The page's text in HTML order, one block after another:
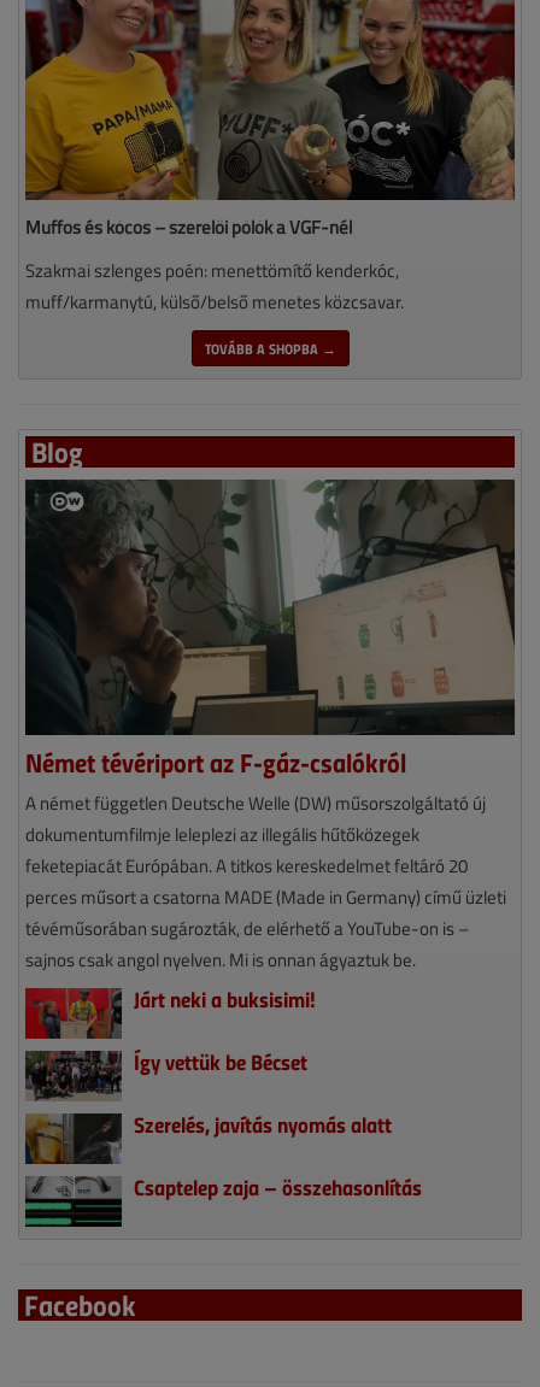
Muffos és kócos – szerelői pólók a VGF-nél
Szakmai szlenges poén: menettömítő kenderkóc,
muff/karmanytú, külső/belső menetes közcsavar.
TOVÁBB A SHOPBA →
Blog
Német tévériport az F-gáz-csalókról
A német független Deutsche Welle (DW) műsorszolgáltató új
dokumentumfilmje leleplezi az illegális hűtőközegek
feketepiacát Európában. A titkos kereskedelmet feltáró 20
perces műsort a csatorna MADE (Made in Germany) című üzleti
tévéműsorában sugározták, de elérhető a YouTube-on is –
sajnos csak angol nyelven. Mi is onnan ágyaztuk be.
Járt neki a buksisimi!
Így vettük be Bécset
Szerelés, javítás nyomás alatt
Csaptelep zaja – összehasonlítás
Facebook